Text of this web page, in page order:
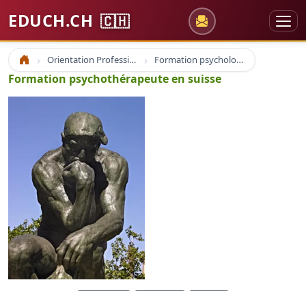
EDUCH.CH 🇨🇭
Accueil Orientation Professionnelle Formation psychologue psychologie
Formation psychothérapeute en suisse